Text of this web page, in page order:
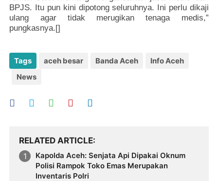
BPJS. Itu pun kini dipotong seluruhnya. Ini perlu dikaji
ulang agar tidak merugikan tenaga medis,”
pungkasnya.[]
Tags aceh besar Banda Aceh
Info Aceh
News
RELATED ARTICLE
Kapolda Aceh: Senjata Api Dipakai Oknum
Polisi Rampok Toko Emas Merupakan
Inventaris Polri